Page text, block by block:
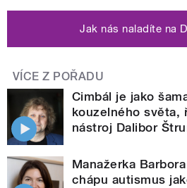
Jak nás naladíte na
VÍCE Z POŘADU
Cimbál je jako
kouzelného světa,
nástroj Dalibor
Manažerka
chápu autismus